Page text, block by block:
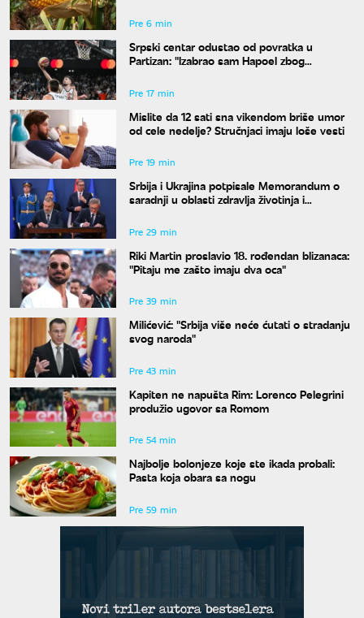
Pre 6 min
Srpski centar odustao od povratka u
Partizan: "Izabrao sam Hapoel zbog
Pre 17 min
Mislite da 12 sati sna vikendom briše umor
od cele nedelje? Stručnjaci imaju loše vesti
Pre 19 min
Srbija i Ukrajina potpisale Memorandum o
saradnji u oblasti zdravlja životinja i
Pre 29 min
Riki Martin proslavio 18. rođendan blizanaca:
"Pitaju me zašto imaju dva oca"
Pre 39 min
Milićević: "Srbija više neće ćutati o stradanju
svog naroda"
Pre 43 min
Kapiten ne napušta Rim: Lorenco Pelegrini
produžio ugovor sa Romom
Pre 54 min
Najbolje bolonjeze koje ste ikada probali:
Pasta koja obara sa nogu
Pre 59 min